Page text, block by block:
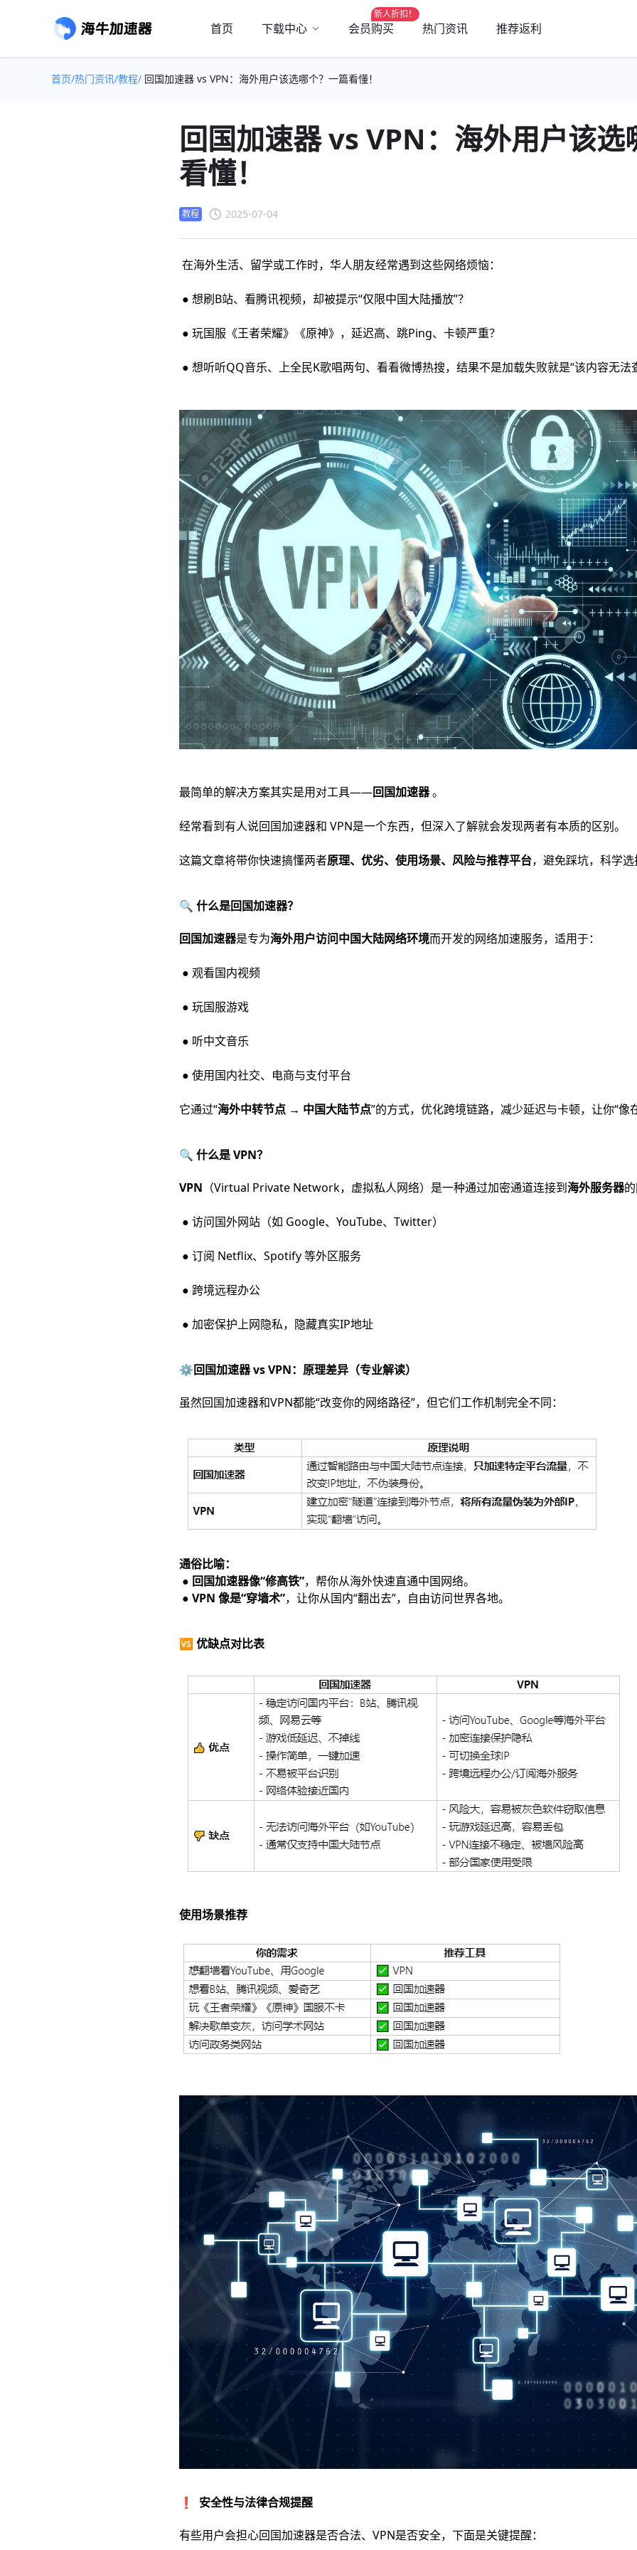
首页 下载中心
新人折扣！
会员购买 热门资讯 推荐返利
首页/热门资讯/教程/ 回国加速器 vs VPN：海外用户该选哪个？一篇看懂！
回国加速器 vs VPN：海外用户该选
看懂！
教程 2025-07-04
在海外生活、留学或工作时，华人朋友经常遇到这些网络烦恼：
● 想刷B站、看腾讯视频，却被提示“仅限中国大陆播放”？
● 玩国服《王者荣耀》《原神》，延迟高、跳Ping、卡顿严重？
● 想听听QQ音乐、上全民K歌唱两句、看看微博热搜，结果不是加载失败就是“该内容无法
最简单的解决方案其实是用对工具——回国加速器。
经常看到有人说回国加速器和 VPN是一个东西，但深入了解就会发现两者有本质的区别。
这篇文章将带你快速搞懂两者原理、优劣、使用场景、风险与推荐平台，避免踩坑，科学
🔍 什么是回国加速器？
回国加速器是专为海外用户访问中国大陆网络环境而开发的网络加速服务，适用于：
● 观看国内视频
● 玩国服游戏
● 听中文音乐
● 使用国内社交、电商与支付平台
它通过“海外中转节点 → 中国大陆节点”的方式，优化跨境链路，减少延迟与卡顿，让你“像
🔍 什么是 VPN？
VPN （Virtual Private Network，虚拟私人网络）是一种通过加密通道连接到海外服务器
● 访问国外网站（如 Google、YouTube、Twitter）
● 订阅 Netflix、Spotify 等外区服务
● 跨境远程办公
● 加密保护上网隐私，隐藏真实IP地址
⚙️回国加速器 vs VPN：原理差异（专业解读）
虽然回国加速器和VPN都能“改变你的网络路径”，但它们工作机制完全不同：
通俗比喻：
● 回国加速器像“修高铁”，帮你从海外快速直通中国网络。
● VPN 像是“穿墙术”，让你从国内“翻出去”，自由访问世界各地。
🆚 优缺点对比表
使用场景推荐
❗ 安全性与法律合规提醒
有些用户会担心回国加速器是否合法、VPN是否安全，下面是关键提醒：